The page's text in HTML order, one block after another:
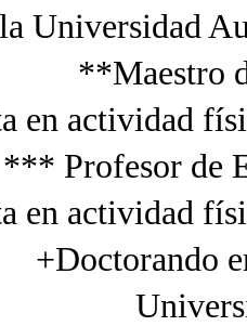
Universidad
**Maestro
en actividad
*** Profesor de
en actividad
+Doctorando